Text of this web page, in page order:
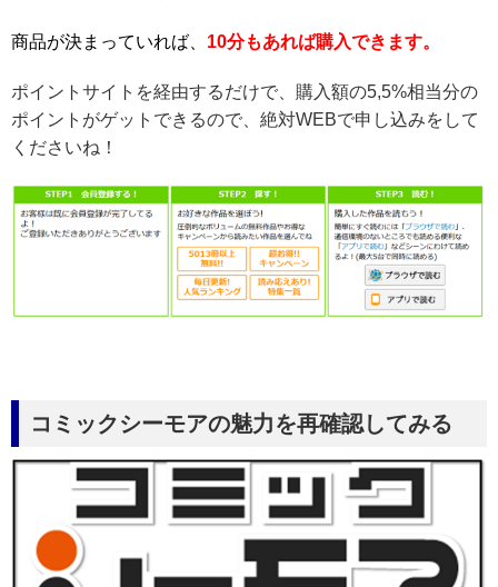
商品が決まっていれば、 10分もあれば購入できます。
ポイントサイトを経由するだけで、購入額の5,5%相当分の
ポイントがゲットできるので、絶対WEBで申し込みをして
くださいね！
コミックシーモアの魅力を再確認してみる